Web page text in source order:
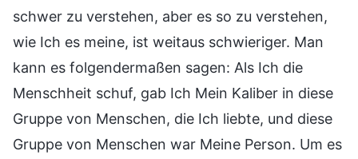
schwer zu verstehen, aber es so zu verstehen,
wie Ich es meine, ist weitaus schwieriger. Man
kann es folgendermaßen sagen: Als Ich die
Menschheit schuf, gab Ich Mein Kaliber in diese
Gruppe von Menschen, die Ich liebte, und diese
Gruppe von Menschen war Meine Person. Um es